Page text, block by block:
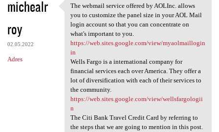
michealr
roy
02.05.2022
Adres
The webmail service offered
The webmail service offered by AOLInc. allows
you to customize the panel size in your AOL Mail
login account so that you can concentrate on
what's important to you.
https://web.sites.google.com/view/myaolmaillogin
in
Wells Fargo is a international company for
financial services each over America. They offer a
lot of diversification with each of their services to
the community.
https://web.sites.google.com/view/wellsfargologii
n
The Citi Bank Travel Credit Card by referring to
the steps that we are going to mention in this post.